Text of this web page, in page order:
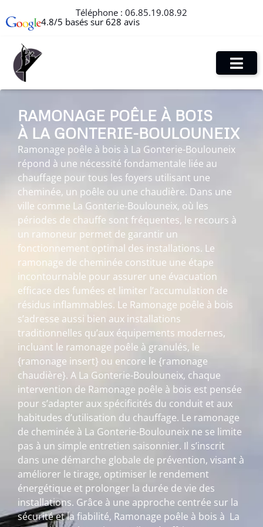
Téléphone : 06.85.19.08.92
4.8/5 basés sur 628 avis
RAMONAGE POÊLE À BOIS
À LA GONTERIE-BOULOUNEIX
Ramonage poêle à bois à La Gonterie-Boulouneix
répond à une nécessité fondamentale liée au
chauffage pour tous les foyers utilisant une
cheminée, un poêle ou une chaudière. Dans une
ville comme La Gonterie-Boulouneix, où les
périodes de chauffe sont fréquentes, le recours à
un ramoneur permet de garantir un
fonctionnement optimal des installations. Le
ramonage de cheminée constitue une étape
incontournable pour assurer une évacuation
efficace des fumées et limiter l’accumulation de
résidus inflammables. Le Ramonage poêle à bois
s’adresse aussi bien aux installations
traditionnelles qu’aux équipements modernes,
incluant le ramonage poêle à granulés, le
{ramonage insert} ou encore le {ramonage
chaudière}. A La Gonterie-Boulouneix, chaque
intervention de Ramonage poêle à bois est pensée
pour s’adapter aux spécificités du conduit et aux
habitudes d’utilisation du chauffage. Le ramonage
de cheminée à La Gonterie-Boulouneix ne se limite
pas à un simple entretien saisonnier. Il s’inscrit
dans une démarche globale de prévention, visant à
améliorer le tirage, optimiser le rendement
énergétique et prolonger la durée de vie des
installations. Grâce à une approche centrée sur la
sécurité et la fiabilité, Ramonage poêle à bois à La